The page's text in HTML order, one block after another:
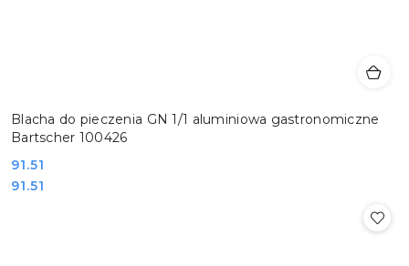
Blacha do pieczenia GN 1/1 aluminiowa gastronomiczne
Bartscher 100426
Cena:
91.51
Cena:
91.51